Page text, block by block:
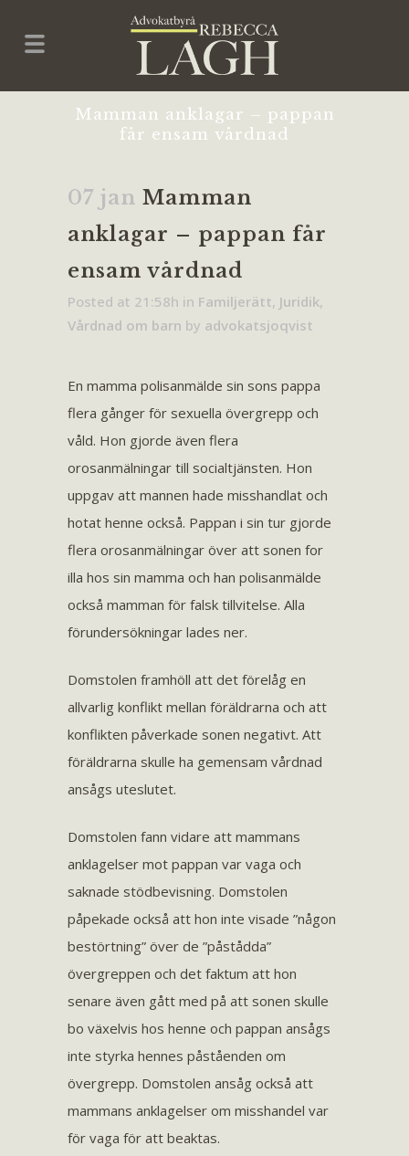
Mamman anklagar – pappan
får ensam vårdnad
07 jan Mamman
anklagar – pappan får
ensam vårdnad
Posted at 21:58h in Familjerätt, Juridik,
Vårdnad om barn by advokatsjoqvist
En mamma polisanmälde sin sons pappa
flera gånger för sexuella övergrepp och
våld. Hon gjorde även flera
orosanmälningar till socialtjänsten. Hon
uppgav att mannen hade misshandlat och
hotat henne också. Pappan i sin tur gjorde
flera orosanmälningar över att sonen for
illa hos sin mamma och han polisanmälde
också mamman för falsk tillvitelse. Alla
förundersökningar lades ner.
Domstolen framhöll att det förelåg en
allvarlig konflikt mellan föräldrarna och att
konflikten påverkade sonen negativt. Att
föräldrarna skulle ha gemensam vårdnad
ansågs uteslutet.
Domstolen fann vidare att mammans
anklagelser mot pappan var vaga och
saknade stödbevisning. Domstolen
påpekade också att hon inte visade ”någon
bestörtning” över de ”påstådda”
övergreppen och det faktum att hon
senare även gått med på att sonen skulle
bo växelvis hos henne och pappan ansågs
inte styrka hennes påståenden om
övergrepp. Domstolen ansåg också att
mammans anklagelser om misshandel var
för vaga för att beaktas.